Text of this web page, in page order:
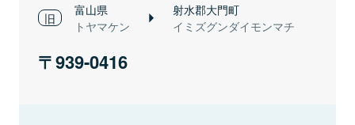
富山県
トヤマケン
射水郡大門町
イミズグンダイモンマチ
939-0416